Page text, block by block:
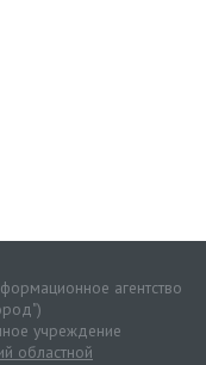
агентство
учреждение
областной